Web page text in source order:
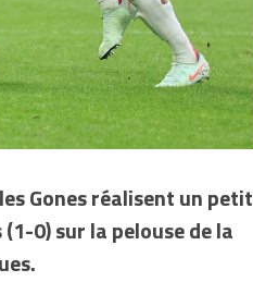
Gones réalisent un petit
0) sur la pelouse de la